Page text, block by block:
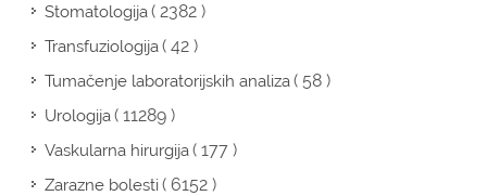
Stomatologija( 2382 )
Transfuziologija( 42 )
Tumačenje laboratorijskih analiza( 58 )
Urologija( 11289 )
Vaskularna hirurgija( 177 )
Zarazne bolesti( 6152 )